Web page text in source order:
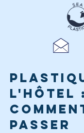
l'hôtel :
passer